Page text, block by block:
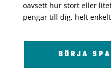
oavsett hur stort eller
pengar till dig, helt
BÖRJA